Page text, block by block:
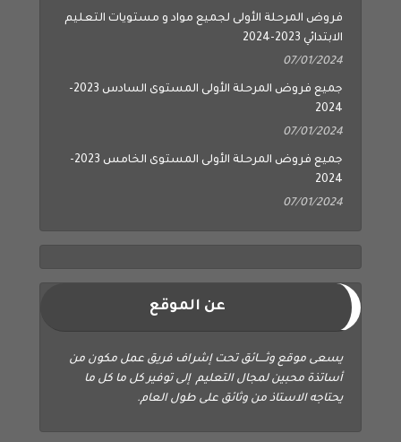
فروض المرحلة الأولى لجميع مواد و مستويات التعليم
الابتدائي 2023-2024
07/01/2024
جميع فروض المرحلة الأولى المستوى السادس 2023-
2024
07/01/2024
جميع فروض المرحلة الأولى المستوى الخامس 2023-
2024
07/01/2024
عن الموقع
يسعى موقع وثــــائق تحت إشراف فريق عمل مكون من
أساتذة محبين لمجال التعليم إلى توفير كل ما كل ما
يحتاجه الاستاذ من وثائق على طول العام.